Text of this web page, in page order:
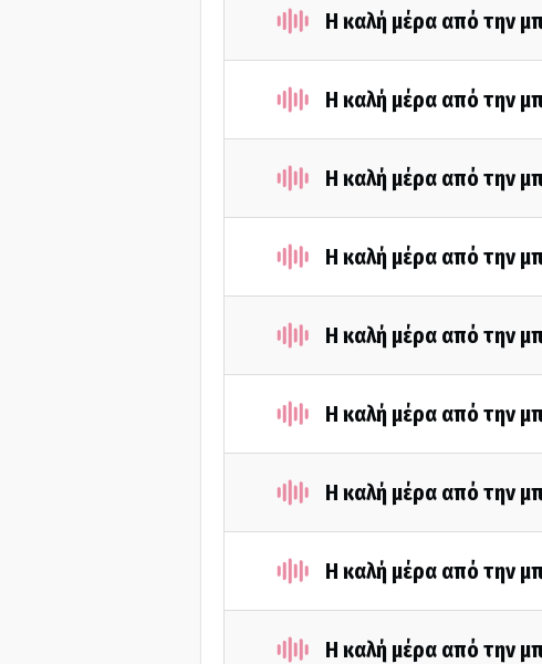
Η καλή μέρα από την
Η καλή μέρα από την
Η καλή μέρα από την
Η καλή μέρα από την
Η καλή μέρα από την
Η καλή μέρα από την
Η καλή μέρα από την
Η καλή μέρα από την
Η καλή μέρα από την